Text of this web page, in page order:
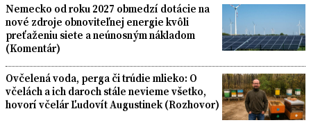
Nemecko od roku 2027 obmedzí dotácie na
nové zdroje obnoviteľnej energie kvôli
preťaženiu siete a neúnosným nákladom
(Komentár)
Ovčelená voda, perga či trúdie mlieko: O
včelách a ich daroch stále nevieme všetko,
hovorí včelár Ľudovít Augustinek (Rozhovor)